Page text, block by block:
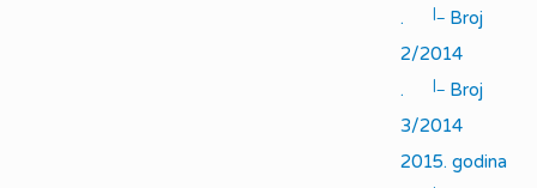
.
|_ Broj
2/2014
.
|_ Broj
3/2014
2015. godina